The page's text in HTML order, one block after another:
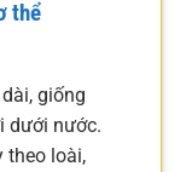
thể
giống
dưới nước.
theo loài,